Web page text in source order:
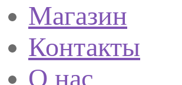
Магазин
Контакты
О нас